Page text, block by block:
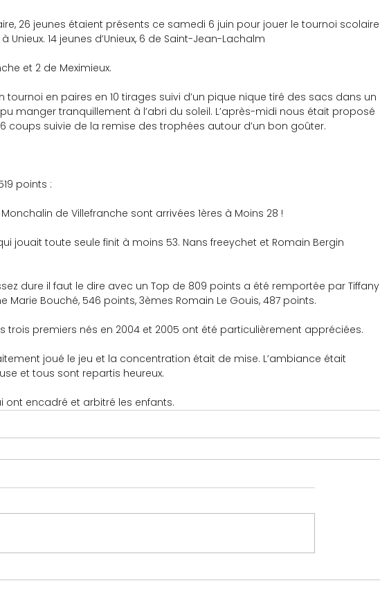
26 jeunes étaient présents ce samedi 6 juin pour jouer le tournoi scolaire
Unieux. 14 jeunes d’Unieux, 6 de Saint-Jean-Lachalm
et 2 de Meximieux.
tournoi en paires en 10 tirages suivi d’un pique nique tiré des sacs dans un
manger tranquillement à l’abri du soleil. L’après-midi nous était proposé
coups suivie de la remise des trophées autour d’un bon goûter.
points :
de Villefranche sont arrivées 1ères à Moins 28 !
jouait toute seule finit à moins 53. Nans freeychet et Romain Bergin
dure il faut le dire avec un Top de 809 points a été remportée par Tiffany
Marie Bouché, 546 points, 3èmes Romain Le Gouis, 487 points.
trois premiers nés en 2004 et 2005 ont été particulièrement appréciées.
et tous sont repartis heureux.
ont encadré et arbitré les enfants.